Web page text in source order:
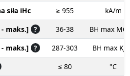
siła iHc
≥ 955
kA/m
maks.] ? 36-38
BH max
maks.] ? 287-303
BH max
≤ 80 °C